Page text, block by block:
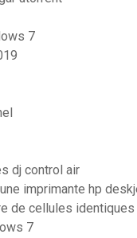
7
dj control air
imprimante hp
de cellules identiques
7